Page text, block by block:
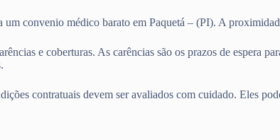
um convenio médico barato em Paquetá – (PI). A
e coberturas. As carências são os prazos de espera
contratuais devem ser avaliados com cuidado. Eles